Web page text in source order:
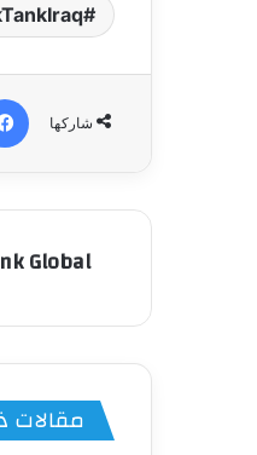
شاركها
Global
مقالات